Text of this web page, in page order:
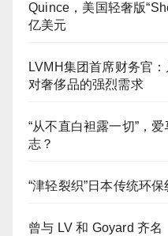
Quince，美国轻奢版
亿美元
LVMH集团首席财务官
对奢侈品的强烈需求
“从不直白袒露一切”，
志？
“津轻裂织”日本传统环
曾与 LV 和 Goyard 齐